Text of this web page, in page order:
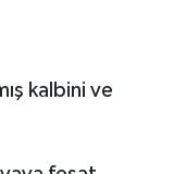
kalbini ve